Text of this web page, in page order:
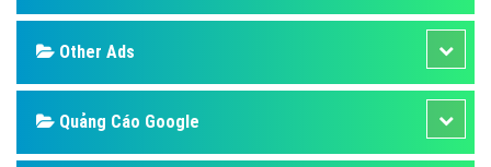
SEO
Banner